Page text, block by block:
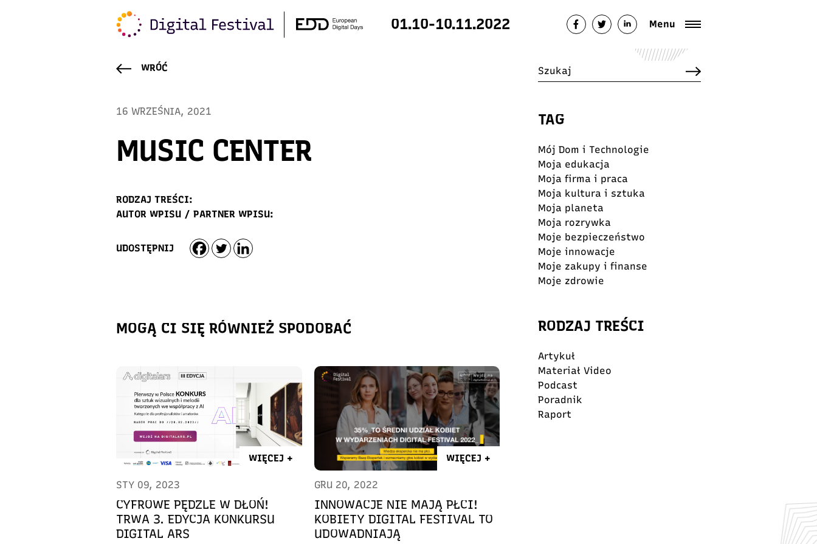
01.10-10.11.2022 Menu
WRÓĆ
16 WRZEŚNIA, 2021
MUSIC CENTER
RODZAJ TREŚCI:
AUTOR WPISU / PARTNER WPISU:
UDOSTĘPNIJ
MOGĄ CI SIĘ RÓWNIEŻ SPODOBAĆ
WIĘCEJ +
STY 09, 2023
CYFROWE PĘDZLE W DŁOŃ!
TRWA 3. EDYCJA KONKURSU
DIGITAL ARS
WIĘCEJ +
GRU 20, 2022
INNOWACJE NIE MAJĄ PŁCI!
KOBIETY DIGITAL FESTIVAL TO
UDOWADNIAJĄ
TAG
Mój Dom i Technologie
Moja edukacja
Moja firma i praca
Moja kultura i sztuka
Moja planeta
Moja rozrywka
Moje bezpieczeństwo
Moje innowacje
Moje zakupy i finanse
Moje zdrowie
RODZAJ TREŚCI
Artykuł
Materiał Video
Podcast
Poradnik
Raport